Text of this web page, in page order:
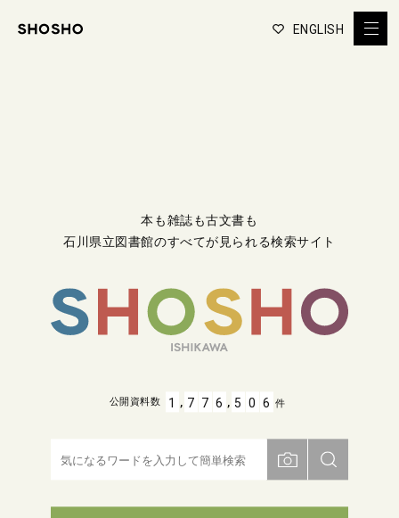
ENGLISH
本も雑誌も古文書も
石川県立図書館のすべてが見られる検索サイト
公開資料数 1 , 7 7 6 , 5 0 6 件